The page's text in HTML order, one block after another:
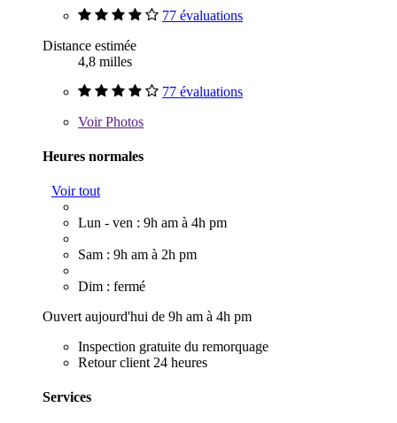
77 évaluations
Distance estimée
4,8 milles
77 évaluations
VoirPhotos
Heures normales
Voir tout
Lun - ven : 9h am à 4h pm
Sam : 9h am à 2h pm
Dim : fermé
Ouvert aujourd'hui de 9h am à 4h pm
Inspection gratuite du remorquage
Retour client 24 heures
Services